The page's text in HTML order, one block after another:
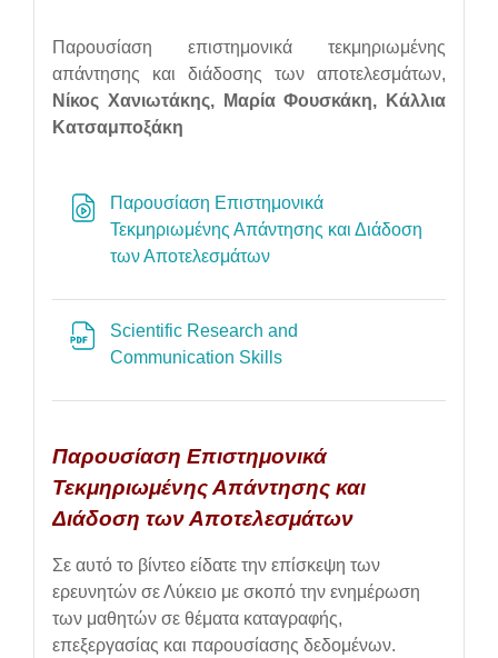
Παρουσίαση επιστημονικά τεκμηριωμένης
απάντησης και διάδοσης των αποτελεσμάτων,
Νίκος Χανιωτάκης, Μαρία Φουσκάκη, Κάλλια
Κατσαμποξάκη
Παρουσίαση Επιστημονικά
Τεκμηριωμένης Απάντησης και Διάδοση
των ΑποτελεσμάτωνURL
Scientific Research and
Communication Skills
Παρουσίαση Επιστημονικά
Τεκμηριωμένης Απάντησης και
Διάδοση των Αποτελεσμάτων
Σε αυτό το βίντεο είδατε την επίσκεψη των
ερευνητών σε Λύκειο με σκοπό την ενημέρωση
των μαθητών σε θέματα καταγραφής,
επεξεργασίας και παρουσίασης δεδομένων.